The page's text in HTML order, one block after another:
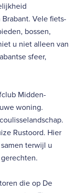
Vele fiets-
bossen,
u niet alleen van
sfeer,
Midden-
woning.
Rustoord. Hier
terwijl u
die op De